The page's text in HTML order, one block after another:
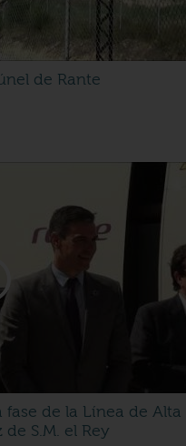
de Rante
de la Línea de Alta
S.M. el Rey